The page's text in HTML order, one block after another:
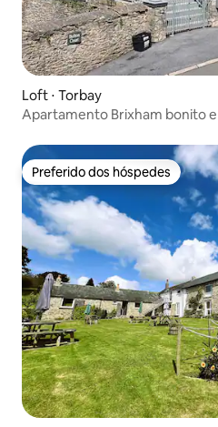
Loft ⋅ Torbay
Apartamento Brixham bonito
Preferido dos hóspedes
Preferido dos hóspedes